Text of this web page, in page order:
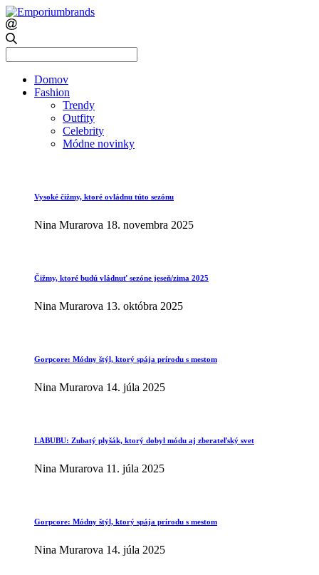
for:
Domov
Fashion
Trendy
Outfity
Celebrity
Módne novinky
Vysoké čižmy, ktoré ovládnu túto sezónu
Nina Murarova 18. novembra 2025
Čižmy, ktoré budú vládnuť sezóne jeseň/zima 2025
Nina Murarova 13. októbra 2025
Gorpcore: Módny štýl, ktorý spája prírodu s mestom
Nina Murarova 14. júla 2025
LABUBU: Zubatý plyšák, ktorý dobyl módu aj zberateľský svet
Nina Murarova 11. júla 2025
Gorpcore: Módny štýl, ktorý spája prírodu s mestom
Nina Murarova 14. júla 2025